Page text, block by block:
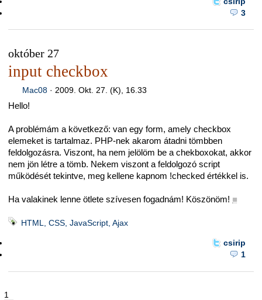
3
október 27
input checkbox
Mac08· 2009. Okt. 27. (K), 16.33
Hello!
A problémám a következő: van egy form, amely checkbox
elemeket is tartalmaz. PHP-nek akarom átadni tömbben
feldolgozásra. Viszont, ha nem jelölöm be a chekboxokat, akkor
nem jön létre a tömb. Nekem viszont a feldolgozó script
működését tekintve, meg kellene kapnom !checked értékkel is.
Ha valakinek lenne ötlete szívesen fogadnám! Köszönöm! ■
HTML, CSS, JavaScript, Ajax
csirip
1
1